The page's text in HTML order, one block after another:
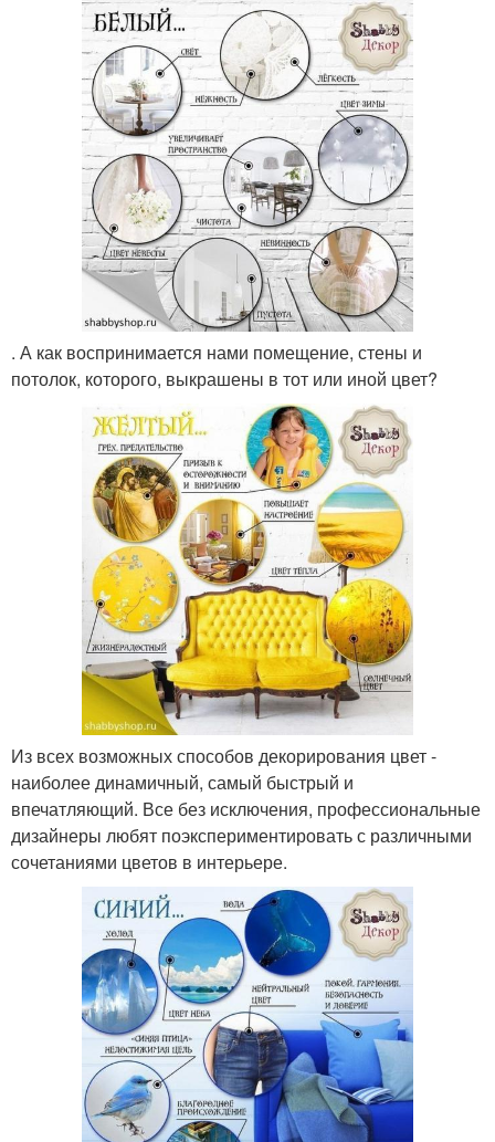
. А как воспринимается нами помещение, стены и
потолок, которого, выкрашены в тот или иной цвет?
Из всех возможных способов декорирования цвет -
наиболее динамичный, самый быстрый и
впечатляющий. Все без исключения, профессиональные
дизайнеры любят поэкспериментировать с различными
сочетаниями цветов в интерьере.